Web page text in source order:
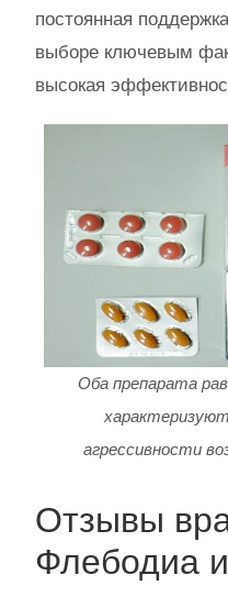
постоянная
выборе ключевым
высокая
Оба препарата
агрессивности
Отзывы
Флебодиа